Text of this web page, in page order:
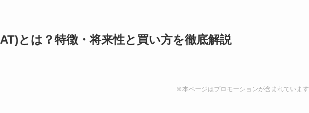
とは？特徴・将来性と買い方を徹底解説
※本ページはプロモーションが含まれています